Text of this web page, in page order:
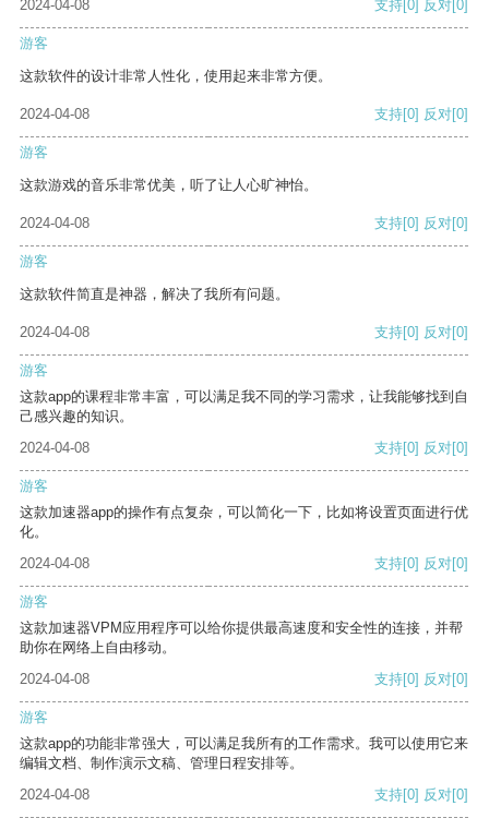
2024-04-08 支持 [0] 反对 [0]
游客
这款软件的设计非常人性化，使用起来非常方便。
2024-04-08 支持[0] 反对[0]
游客
这款游戏的音乐非常优美，听了让人心旷神怡。
2024-04-08 支持[0] 反对[0]
游客
这款软件简直是神器，解决了我所有问题。
2024-04-08 支持[0] 反对[0]
游客
这款app的课程非常丰富，可以满足我不同的学习需求，让我能够找到自
己感兴趣的知识。
2024-04-08
支持[0] 反对[0]
游客
这款加速器app的操作有点复杂，可以简化一下，比如将设置页面进行优
化。
2024-04-08
支持[0] 反对[0]
游客
这款加速器VPM应用程序可以给你提供最高速度和安全性的连接，并帮
助你在网络上自由移动。
2024-04-08
支持[0] 反对[0]
游客
这款app的功能非常强大，可以满足我所有的工作需求。我可以使用它来
编辑文档、制作演示文稿、管理日程安排等。
2024-04-08
支持[0] 反对[0]